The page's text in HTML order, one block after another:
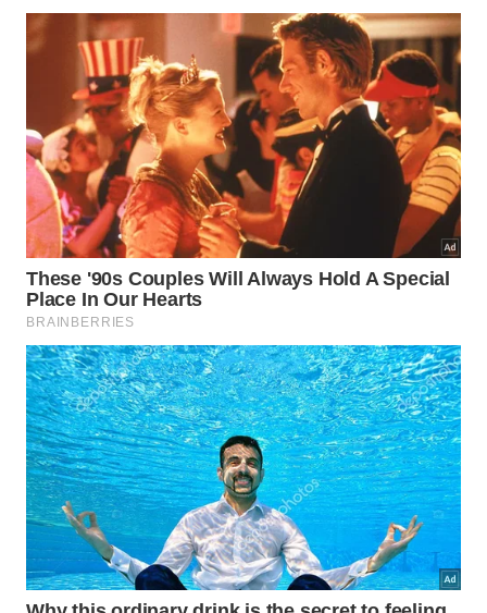
Substrato leve misturado com areia grossa para
facilitar a drenagem rápida da água.
Vasos com furos inferiores adequados que
evitam o acúmulo perigoso de líquidos.
Regas moderadas realizadas apenas quando a
terra estiver completamente seca ao toque.
Quais são os locais ideais para
posicionar seus vasos com
segurança?
A escolha correta dos locais para abrigar essa
espécie influencia o impacto visual do ambiente
doméstico. Espaços amplos com boa luminosidade
natural realçam os detalhes das folhas estruturadas,